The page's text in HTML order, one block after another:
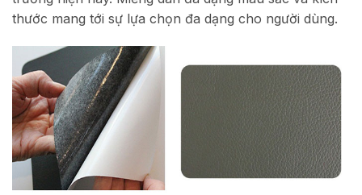
thước mang tới sự lựa chọn đa dạng cho người dùng.